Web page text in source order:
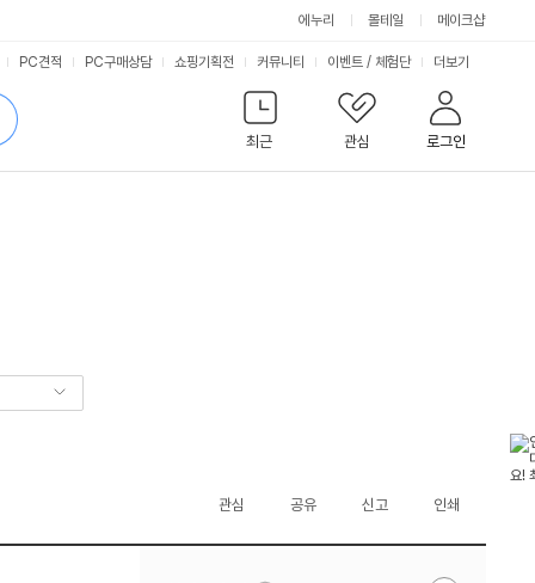
에누리 몰테일 메이크샵
최근
관심 로그인
PC견적 PC구매상담 쇼핑기획전 커뮤니티 이벤트 / 체험단 서
비
스
더보기
관심 공유 신고 인쇄